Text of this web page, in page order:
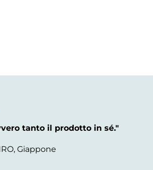
tanto il prodotto in sé."
Giappone